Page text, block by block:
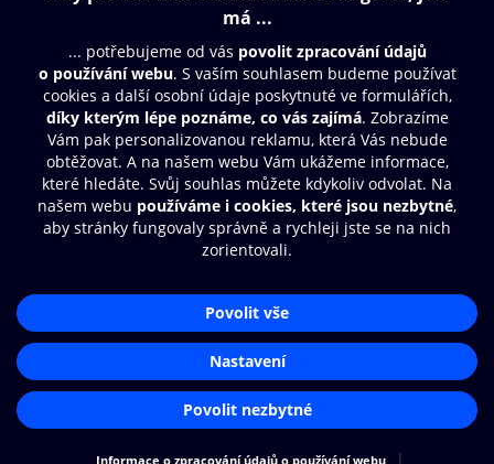
Obsah ke stažení
Moje O2 Knihovna
Další zábava
© O2 Czech Republic a.s.
Přístupnost
Zásady zpracování osobních údajů
Nastavení cookies
Aplikace O2 Knihovna
Čti a poslouchej své e-knihy a
audioknihy rychleji a pohodlněji.